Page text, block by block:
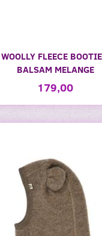
WOOLLY FLEECE
BALSAM MELANGE
179,00